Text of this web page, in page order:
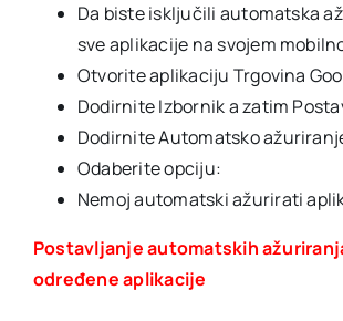
Da biste isključili automatska
sve aplikacije na svojem
Otvorite aplikaciju Trgovina
Dodirnite Izbornik a zatim
Dodirnite Automatsko
Odaberite opciju:
Nemoj automatski ažurirati
Postavljanje automatskih
određene aplikacije